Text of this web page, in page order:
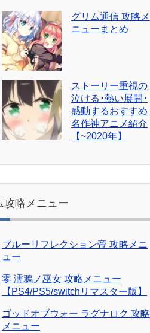
グリム通信 攻略メ
ニューまとめ
ストーリー重視の
泣ける･熱い展開･
感動するおすすめ
名作神アニメ紹介
【~2020年】
攻略メニュー
ブルーリフレクション帝 攻略メニ
ュー
零 濡鴉ノ巫女 攻略メニュー
【PS4/PS5/switchリマスター版】
ゴッドオブウォー ラグナロク 攻略
メニュー